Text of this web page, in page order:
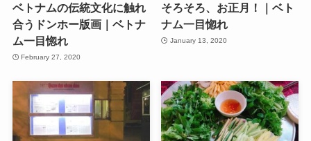
ベトナムの伝統文化に触れ
合うドンホー版画｜ベトナ
ム一目惚れ
February 27, 2020
そろそろ、お正月！｜ベト
ナム一目惚れ
January 13, 2020